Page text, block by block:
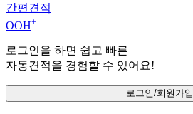
간편견적
OOH+
로그인을 하면 쉽고 빠른
자동견적을 경험할 수 있어요!
로그인/회원가입